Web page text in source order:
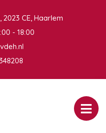
CE, Haarlem
- 18:00